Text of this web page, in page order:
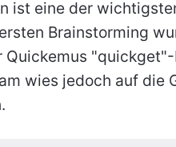
ist eine der
Brainstorming
Quickemus
wies jedoch auf die